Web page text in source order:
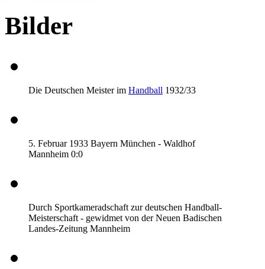
Bilder
Die Deutschen Meister im Handball 1932/33
5. Februar 1933 Bayern München - Waldhof
Mannheim 0:0
Durch Sportkameradschaft zur deutschen Handball-
Meisterschaft - gewidmet von der Neuen Badischen
Landes-Zeitung Mannheim